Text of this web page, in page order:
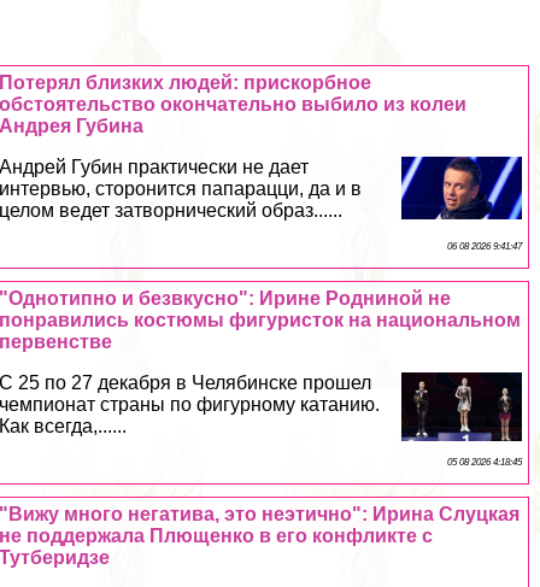
Потерял близких людей: прискорбное
обстоятельство окончательно выбило из колеи
Андрея Губина
Андрей Губин пpaктически не дает
интервью, сторонится папарацци, да и в
целом ведет затворнический образ......
06 08 2026 9:41:47
"Однотипно и безвкусно": Ирине Родниной не
понравились костюмы фигуристок на национальном
первенстве
С 25 по 27 декабря в Челябинске прошел
чемпионат страны по фигурному катанию.
Как всегда,......
05 08 2026 4:18:45
"Вижу много негатива, это неэтично": Ирина Слуцкая
не поддержала Плющенко в его конфликте с
Тутберидзе